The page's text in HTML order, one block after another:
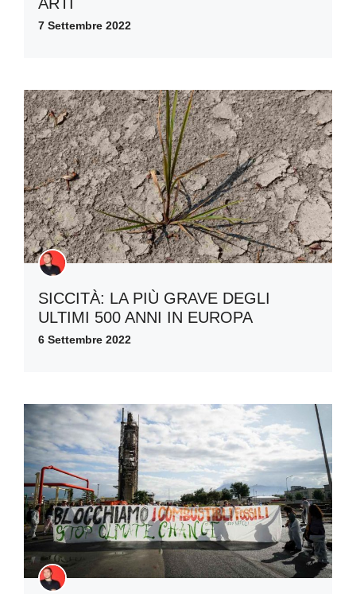
7 Settembre 2022
SICCITÀ: LA PIÙ GRAVE DEGLI
ULTIMI 500 ANNI IN EUROPA
6 Settembre 2022